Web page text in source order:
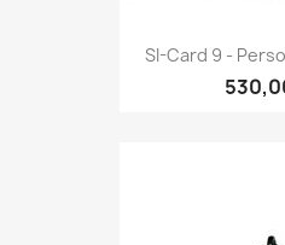
SI-Card 9 -